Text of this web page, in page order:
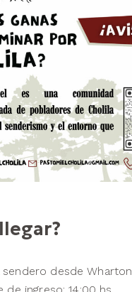
sendero desde Wharton